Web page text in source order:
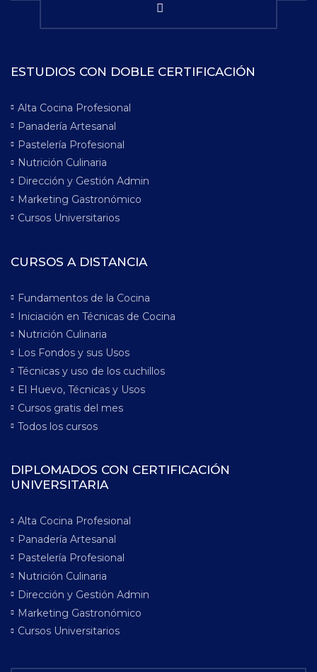
ESTUDIOS CON DOBLE CERTIFICACIÓN
Alta Cocina Profesional
Panadería Artesanal
Pastelería Profesional
Nutrición Culinaria
Dirección y Gestión Admin
Marketing Gastronómico
Cursos Universitarios
CURSOS A DISTANCIA
Fundamentos de la Cocina
Iniciación en Técnicas de Cocina
Nutrición Culinaria
Los Fondos y sus Usos
Técnicas y uso de los cuchillos
El Huevo, Técnicas y Usos
Cursos gratis del mes
Todos los cursos
DIPLOMADOS CON CERTIFICACIÓN
UNIVERSITARIA
Alta Cocina Profesional
Panadería Artesanal
Pastelería Profesional
Nutrición Culinaria
Dirección y Gestión Admin
Marketing Gastronómico
Cursos Universitarios